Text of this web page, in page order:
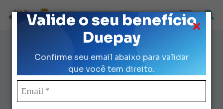
Valide o seu benefício
Duepay
Confirme seu email abaixo para validar
que você tem direito.
Loja Credenciada para auxilio Uniforme
e Kit Escolar da Prefeitura de São Paulo
Papelaria Aberta Agora: Como
Comprar Com DuePay